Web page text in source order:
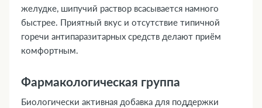
желудке, шипучий раствор всасывается намного
быстрее. Приятный вкус и отсутствие типичной
горечи антипаразитарных средств делают приём
комфортным.
Фармакологическая группа
Биологически активная добавка для поддержки